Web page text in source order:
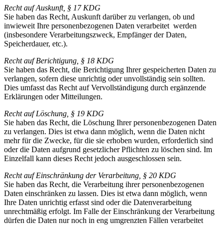
Recht auf Auskunft, § 17 KDG
Sie haben das Recht, Auskunft darüber zu verlangen, ob und
inwieweit Ihre personenbezogenen Daten verarbeitet werden
(insbesondere Verarbeitungszweck, Empfänger der Daten,
Speicherdauer, etc.).
Recht auf Berichtigung, § 18 KDG
Sie haben das Recht, die Berichtigung Ihrer gespeicherten Daten zu
verlangen, sofern diese unrichtig oder unvollständig sein sollten.
Dies umfasst das Recht auf Vervollständigung durch ergänzende
Erklärungen oder Mitteilungen.
Recht auf Löschung, § 19 KDG
Sie haben das Recht, die Löschung Ihrer personenbezogenen Daten
zu verlangen. Dies ist etwa dann möglich, wenn die Daten nicht
mehr für die Zwecke, für die sie erhoben wurden, erforderlich sind
oder die Daten aufgrund gesetzlicher Pflichten zu löschen sind. Im
Einzelfall kann dieses Recht jedoch ausgeschlossen sein.
Recht auf Einschränkung der Verarbeitung, § 20 KDG
Sie haben das Recht, die Verarbeitung ihrer personenbezogenen
Daten einschränken zu lassen. Dies ist etwa dann möglich, wenn
Ihre Daten unrichtig erfasst sind oder die Datenverarbeitung
unrechtmäßig erfolgt. Im Falle der Einschränkung der Verarbeitung
dürfen die Daten nur noch in eng umgrenzten Fällen verarbeitet